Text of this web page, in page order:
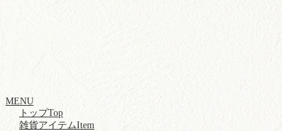
MENU
トップTop
雑貨アイテムItem